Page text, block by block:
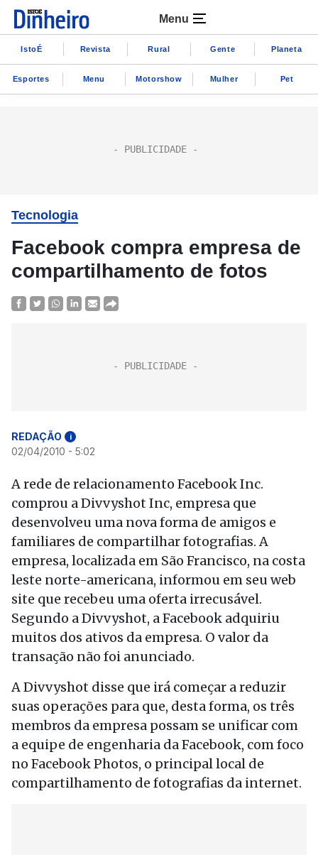
Menu
IstoÉ Revista Rural Gente Planeta
Esportes Menu Motorshow Mulher Pet
Tecnologia
Facebook compra empresa de
compartilhamento de fotos
REDAÇÃO i
02/04/2010 - 5:02
A rede de relacionamento Facebook Inc.
comprou a Divvyshot Inc, empresa que
desenvolveu uma nova forma de amigos e
familiares de compartilhar fotografias. A
empresa, localizada em São Francisco, na costa
leste norte-americana, informou em seu web
site que recebeu uma oferta irrecusável.
Segundo a Divvyshot, a Facebook adquiriu
muitos dos ativos da empresa. O valor da
transação não foi anunciado.
A Divvyshot disse que irá começar a reduzir
suas operações para que, desta forma, os três
membros da empresa possam se unificar com
a equipe de engenharia da Facebook, com foco
no Facebook Photos, o principal local de
compartilhamento de fotografias da internet.